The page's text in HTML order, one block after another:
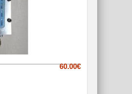
60.00€